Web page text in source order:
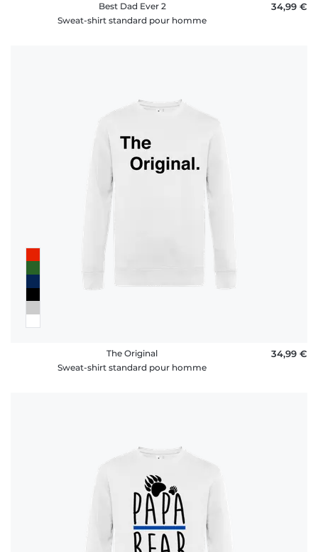
Best Dad Ever 2
Sweat-shirt standard pour homme
34,99 €
The Original
Sweat-shirt standard pour homme
34,99 €